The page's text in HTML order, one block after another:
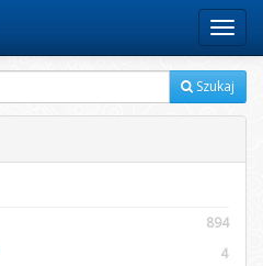
Menu
Szukaj
894
4